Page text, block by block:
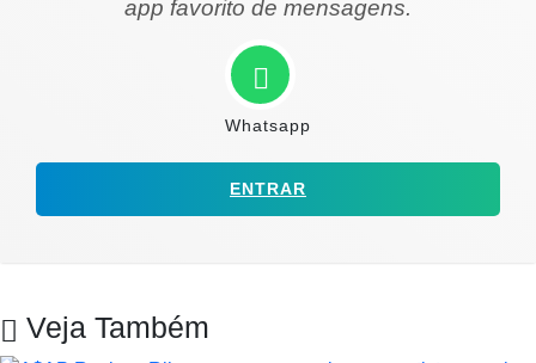
app favorito de mensagens.
Whatsapp
ENTRAR
Veja Também